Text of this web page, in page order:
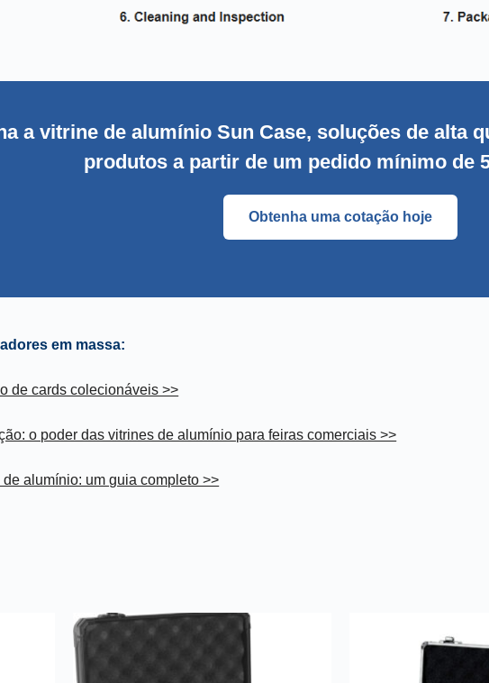
a vitrine de alumínio Sun Case, soluções de alta
produtos a partir de um pedido mínimo de
Obtenha uma cotação hoje
em massa:
de cards colecionáveis >>
o poder das vitrines de alumínio para feiras comerciais >>
alumínio: um guia completo >>